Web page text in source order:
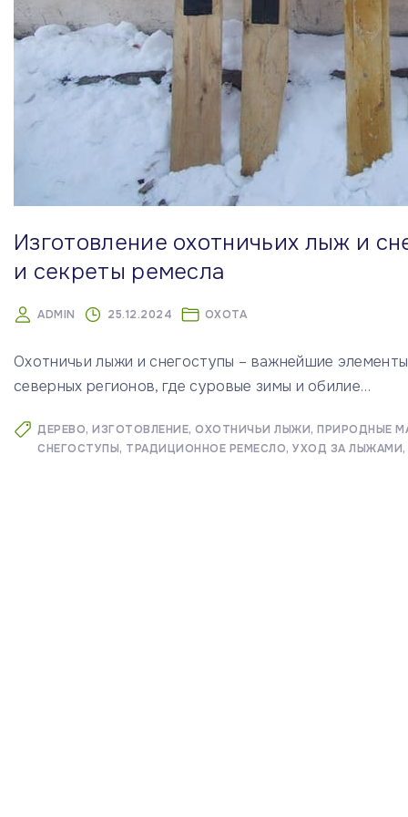
Изготовление охотничьих лыж и
и секреты ремесла
ADMIN 25.12.2024 ОХОТА
Охотничьи лыжи и снегоступы – важнейшие
северных регионов, где суровые зимы и обилие…
ДЕРЕВО ИЗГОТОВЛЕНИЕ ОХОТНИЧЬИ ЛЫЖИ ПРИРОДНЫЕ
СНЕГОСТУПЫ ТРАДИЦИОННОЕ РЕМЕСЛО УХОД ЗА ЛЫЖАМИ